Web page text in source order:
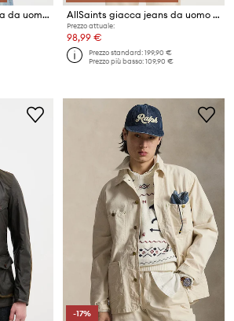
adidas Originals giacca da uomo AllSaints giacca jeans da uomo in cotone EXILE
Prezzo attuale:
98,99 €
Prezzo standard:199,90 €
Prezzo più basso:109,90 €
-17%